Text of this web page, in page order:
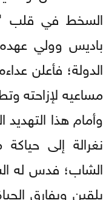
السخط في قلب
باديس وولي
الدولة؛ فأعلن
مساعيه لإزاحته
وأمام هذا
نغرالة إلى
الشاب؛ فدس له